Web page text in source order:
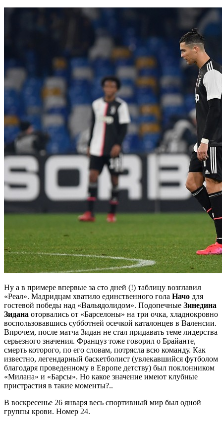
Ну а в примере впервые за сто дней (!) таблицу возглавил
«Реал». Мадридцам хватило единственного гола Начо для
гостевой победы над «Вальядолидом». Подопечные Зинедина
Зидана оторвались от «Барселоны» на три очка, хладнокровно
воспользовавшись субботней осечкой каталонцев в Валенсии.
Впрочем, после матча Зидан не стал придавать теме лидерства
серьезного значения. Француз тоже говорил о Брайанте,
смерть которого, по его словам, потрясла всю команду. Как
известно, легендарный баскетболист (увлекавшийся футболом
благодаря проведенному в Европе детству) был поклонником
«Милана» и «Барсы». Но какое значение имеют клубные
пристрастия в такие моменты?..
В воскресенье 26 января весь спортивный мир был одной
группы крови. Номер 24.